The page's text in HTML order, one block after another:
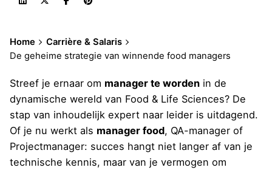
Home
Carrière & Salaris
De geheime strategie van winnende food managers
Streef je ernaar om manager te worden in de
dynamische wereld van Food & Life Sciences? De
stap van inhoudelijk expert naar leider is uitdagend.
Of je nu werkt als manager food, QA-manager of
Projectmanager: succes hangt niet langer af van je
technische kennis, maar van je vermogen om